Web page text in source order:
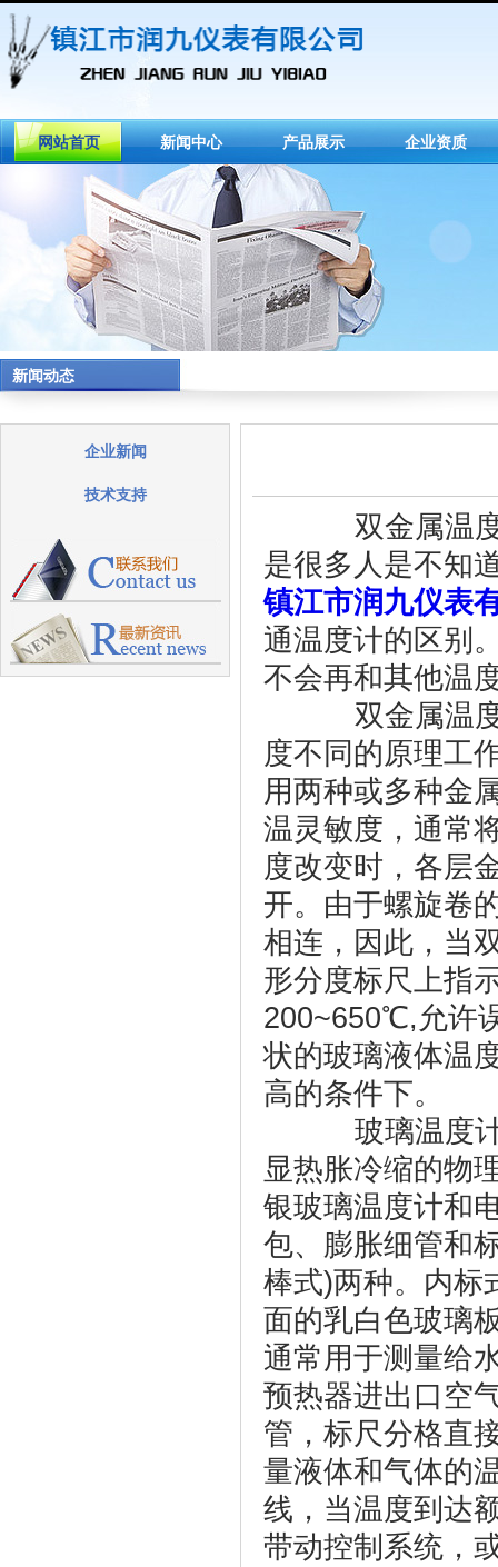
网站首页 新闻中心 产品展示 企业资质
新闻动态
企业新闻
技术支持
双金属温度
是很多人是不知
镇江市润九仪表
通温度计的区别
不会再和其他温
双金属温度
度不同的原理工
用两种或多种金
温灵敏度，通常
度改变时，各层
开。由于螺旋卷
相连，因此，当
形分度标尺上指
200~650℃,允许
状的玻璃液体温
高的条件下。
玻璃温度计
显热胀冷缩的物
银玻璃温度计和
包、膨胀细管和
棒式)两种。内标
面的乳白色玻璃
通常用于测量给
预热器进出口空
管，标尺分格直
量液体和气体的
线，当温度到达
带动控制系统，